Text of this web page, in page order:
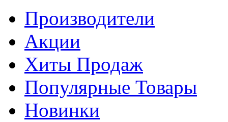
Производители
Акции
Хиты Продаж
Популярные Товары
Новинки